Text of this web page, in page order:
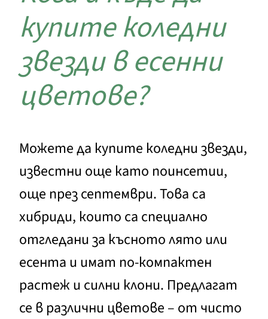
купите коледни
звезди в есенни
цветове?
Можете да купите коледни звезди,
известни още като поинсетии,
още през септември. Това са
хибриди, които са специално
отгледани за късното лято или
есента и имат по-компактен
растеж и силни клони. Предлагат
се в различни цветове – от чисто